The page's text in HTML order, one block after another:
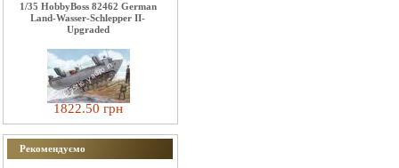
1/35 HobbyBoss 82462 German
Land-Wasser-Schlepper II-
Upgraded
1822.50 грн
Рекомендуємо